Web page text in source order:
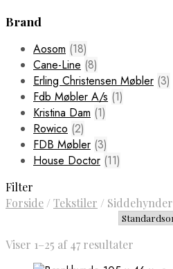
Brand
Aosom (18)
Cane-Line (8)
Erling Christensen Møbler (3)
Fdb Møbler A/s (1)
Kristina Dam (1)
Rowico (2)
FDB Møbler (3)
House Doctor (11)
Filter
Forside/ Tekstiler / Siddehynder
Viser 1–25 af 47 resultater